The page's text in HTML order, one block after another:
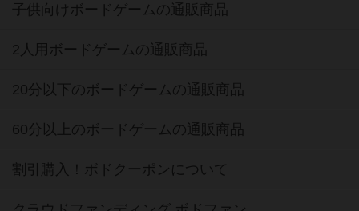
子供向けボードゲームの通販商品
2人用ボードゲームの通販商品
20分以下のボードゲームの通販商品
60分以上のボードゲームの通販商品
割引購入！ボドクーポンについて